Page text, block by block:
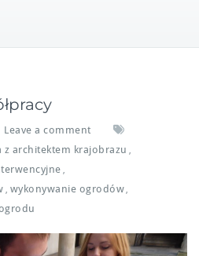
Leave a comment
z architektem krajobrazu
wykonywanie ogrodów